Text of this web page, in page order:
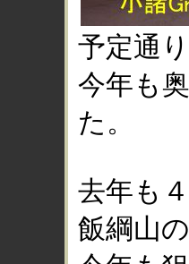
予定通り
今年も
た。
去年も
飯綱山